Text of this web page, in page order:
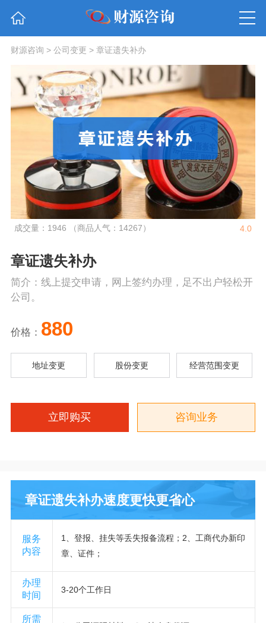
财源咨询 > 公司变更 > 章证遗失补办
成交量：1946 （商品人气：14267） 4.0
章证遗失补办
简介：线上提交申请，网上签约办理，足不出户轻松开
公司。
价格： 880
地址变更 股份变更 经营范围变更
立即购买 咨询业务
章证遗失补办速度更快更省心
服务
内容
1、登报、挂失等丢失报备流程；2、工商代办新印
章、证件；
办理
时间
3-20个工作日
所需